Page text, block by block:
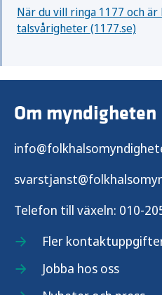
När du vill ringa 1177 och
talsvårigheter (1177.se)
Om myndigheten
Telefon till växeln: 010-
Fler
Jobba hos oss